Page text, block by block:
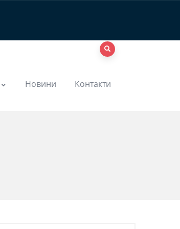
Новини Контакти